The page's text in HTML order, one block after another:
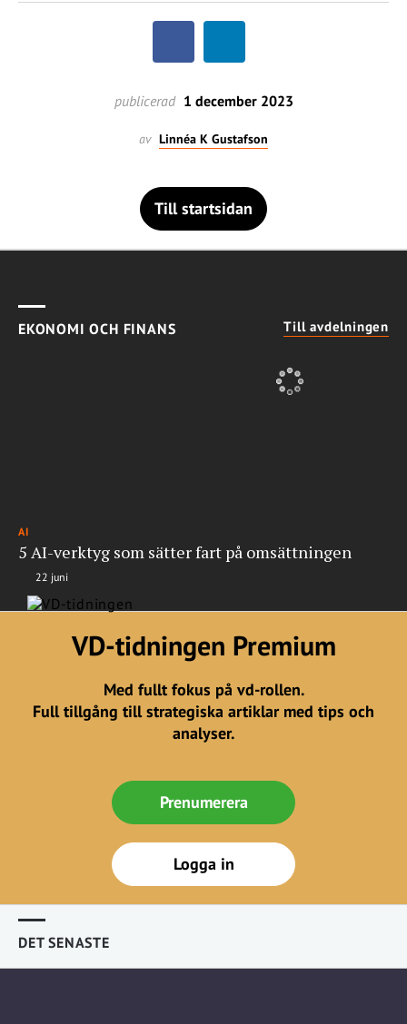
publicerad 1 december 2023
av Linnéa K Gustafson
Till startsidan
EKONOMI OCH FINANS Till avdelningen
AI
5 AI-verktyg som sätter fart på omsättningen
22 juni
VD-tidningen Premium
Med fullt fokus på vd-rollen.
Full tillgång till strategiska artiklar med tips och
analyser.
Prenumerera
Logga in
DET SENASTE